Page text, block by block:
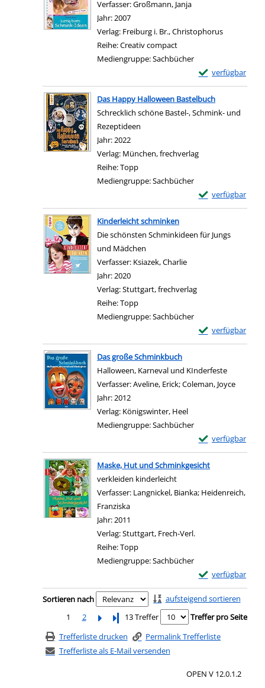
Verfasser:Großmann, Janja
Jahr:2007
Verlag: Freiburg i. Br., Christophorus
Reihe:Creativ compact
Mediengruppe:Sachbücher
verfügbar
Exemplar-
Zum Download
Das Happy Halloween Bastelbuch
Schrecklich schöne Bastel-, Schmink- und
Rezeptideen
Suche nach diesem Verfasser
Jahr:2022
Verlag: München, frechverlag
Reihe:Topp
Mediengruppe:Sachbücher
verfügbar
Exemplar-Details
Zum Download
Kinderleicht schminken
Die schönsten Schminkideen für Jungs
und Mädchen
Verfasser: Ksiazek, Charlie
Jahr:2020
Verlag:Stuttgart, frechverlag
Reihe:Topp
Mediengruppe:Sachbücher
verfügbar
Exemplar-
Zum Download
Das große Schminkbuch
Halloween, Karneval und KInderfeste
Verfasser:Aveline, Erick;Coleman, Joyce
Jahr:2012
Verlag: Königswinter, Heel
Mediengruppe:Sachbücher
verfügbar
Exemplar-Details
Zum Download
Maske, Hut und Schminkgesicht
verkleiden kinderleicht
Verfasser: Langnickel, Bianka; Heidenreich,
Franziska
Jahr:2011
Verlag:Stuttgart, Frech-Verl.
Reihe:Topp
Mediengruppe:Sachbücher
verfügbar
Exemplar-Details
Zum Download
Zu den Suchfiltern springen
Sortieren nach
aufsteigend sortieren
1
2 Letzte Seite
13 Treffer
Treffer pro Seite
Trefferliste drucken
Permalink Trefferliste
Trefferliste als E-Mail versenden
OPEN V 12.0.1.2